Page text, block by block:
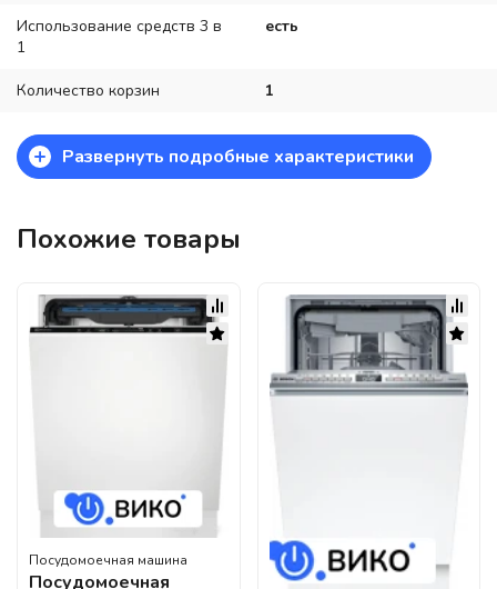
Использование средств 3 в
1
есть
Количество корзин 1
+ Развернуть подробные характеристики
Похожие товары
Посудомоечная машина
Посудомоечная